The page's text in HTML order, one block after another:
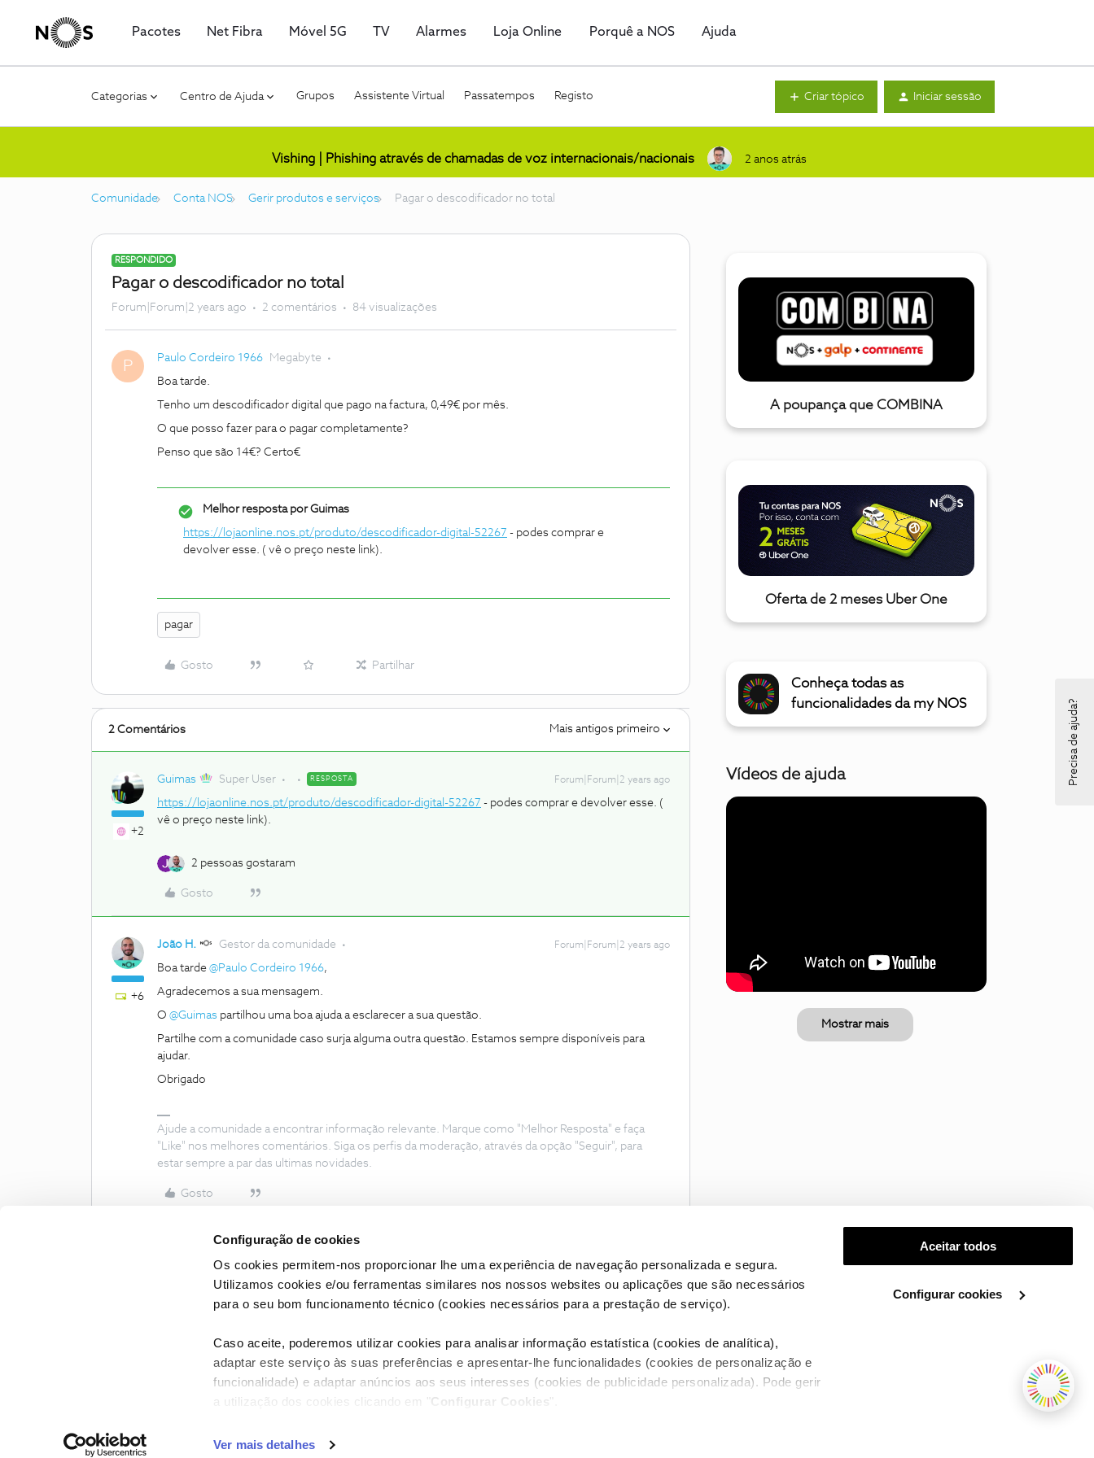
Configuração de cookies
Os cookies permitem-nos proporcionar lhe uma experiência de navegação personalizada e segura.
Utilizamos cookies e/ou ferramentas similares nos nossos websites ou aplicações que são necessários
para o seu bom funcionamento técnico (cookies necessários para a prestação de serviço).
Caso aceite, poderemos utilizar cookies para analisar informação estatística (cookies de analítica),
adaptar este serviço às suas preferências e apresentar-lhe funcionalidades (cookies de personalização e
funcionalidade) e adaptar anúncios aos seus interesses (cookies de publicidade personalizada). Pode gerir
a utilização dos cookies clicando em " Configurar Cookies ".
Ver mais detalhes
Aceitar todos
Configurar cookies
Pacotes Net Fibra Móvel 5G TV Alarmes Loja Online Porquê a NOS Ajuda
Categorias Centro de Ajuda Grupos Assistente Virtual Passatempos Registo Criar tópico Iniciar sessão
Vishing | Phishing através de chamadas de voz internacionais/nacionais 2 anos atrás
Comunidade Conta NOS Gerir produtos e serviços Pagar o descodificador no total
RESPONDIDO
Pagar o descodificador no total
Forum|Forum|2 years ago 2 comentários 84 visualizações
P Paulo Cordeiro 1966 Megabyte
Boa tarde.
Tenho um descodificador digital que pago na factura, 0,49€ por mês.
O que posso fazer para o pagar completamente?
Penso que são 14€? Certo€
Melhor resposta porGuimas
https://lojaonline.nos.pt/produto/descodificador-digital-52267 - podes comprar e
devolver esse. ( vê o preço neste link).
pagar
Gosto Partilhar
2 Comentários Mais antigos primeiro
+2
Guimas Super User RESPOSTA Forum|Forum|2 years ago
https://lojaonline.nos.pt/produto/descodificador-digital-52267 - podes comprar e devolver esse. (
vê o preço neste link).
2 pessoas gostaram
Gosto
+6
João H. Gestor da comunidade Forum|Forum|2 years ago
Boa tarde @Paulo Cordeiro 1966,
Agradecemos a sua mensagem.
O @Guimas partilhou uma boa ajuda a esclarecer a sua questão.
Partilhe com a comunidade caso surja alguma outra questão. Estamos sempre disponíveis para
ajudar.
Obrigado
Ajude a comunidade a encontrar informação relevante. Marque como "Melhor Resposta" e faça
"Like" nos melhores comentários. Siga os perfis da moderação, através da opção "Seguir", para
estar sempre a par das ultimas novidades.
Gosto
A poupança que COMBINA
Oferta de 2 meses Uber One
Conheça todas as
funcionalidades da my NOS
Vídeos de ajuda
Mostrar mais
Condições do Fórum NOS Accessibility statement
Precisa de ajuda?